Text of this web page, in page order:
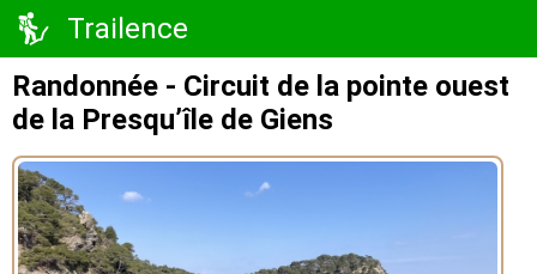
Trailence
Randonnée - Circuit de la pointe ouest
de la Presqu’île de Giens